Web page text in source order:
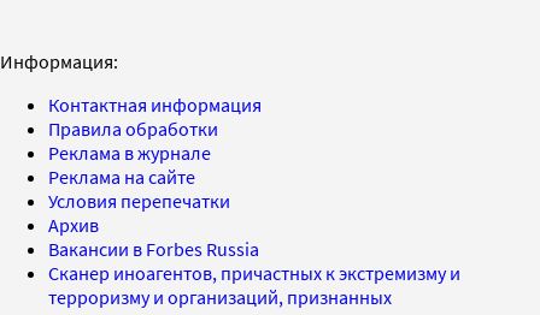
Информация:
Контактная информация
Правила обработки
Реклама в журнале
Реклама на сайте
Условия перепечатки
Архив
Вакансии в Forbes Russia
Сканер иноагентов, причастных к экстремизму и
терроризму и организаций, признанных